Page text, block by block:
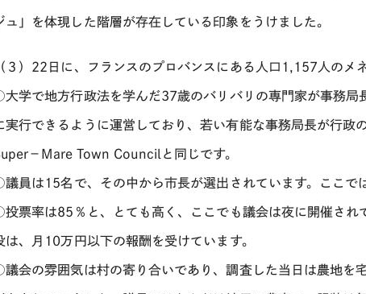
ュ」を体現した階層が存在している印象をうけました。
（３）22日に、フランスのプロバンスにある人口1,157人のメ
学で地方行政法を学んだ37歳のバリバリの専門家が事務局
実行できるように運営しており、若い有能な事務局長が行政
－Mare Town Councilと同じです。
員は15名で、その中から市長が選出されています。ここで
票率は85％と、とても高く、ここでも議会は夜に開催され
は、月10万円以下の報酬を受けています。
会の雰囲気は村の寄り合いであり、調査した当日は農地を